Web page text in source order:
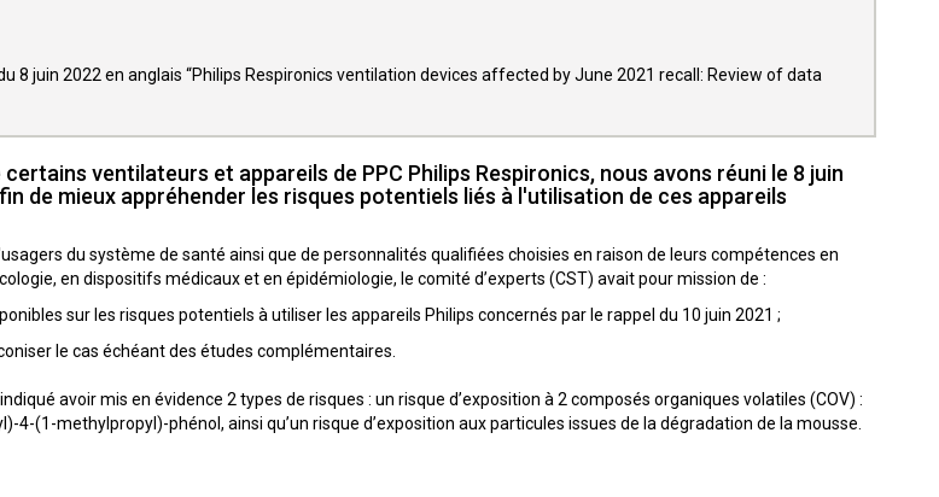
8 juin 2022 en anglais “Philips Respironics ventilation devices affected by June 2021 recall: Review of data
ventilateurs et appareils de PPC Philips Respironics, nous avons réuni le 8 juin
de mieux appréhender les risques potentiels liés à l'utilisation de ces appareils
du système de santé ainsi que de personnalités qualifiées choisies en raison de leurs compétences en
en dispositifs médicaux et en épidémiologie, le comité d’experts (CST) avait pour mission de :
sur les risques potentiels à utiliser les appareils Philips concernés par le rappel du 10 juin 2021 ;
le cas échéant des études complémentaires.
avoir mis en évidence 2 types de risques : un risque d’exposition à 2 composés organiques volatiles (COV) :
(1-methylpropyl)-phénol, ainsi qu’un risque d’exposition aux particules issues de la dégradation de la mousse.